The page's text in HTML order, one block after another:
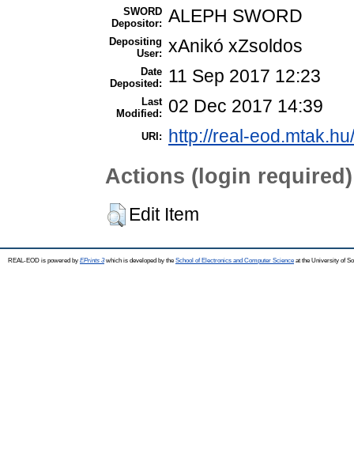
SWORD
Depositor: ALEPH SWORD
Depositing
User: xAnikó xZsoldos
Date
Deposited:
11 Sep 2017 12:23
Last
Modified:
02 Dec 2017 14:39
URI: http://real-
Actions (login required)
Edit Item
REAL-EOD is powered by EPrints 3which is developed by the School of Electronics and Computer Science at the University of